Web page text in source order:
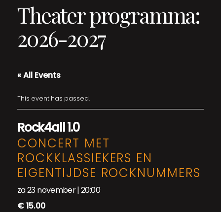
Theater programma:
2026-2027
« All Events
This event has passed.
Rock4all 1.0
CONCERT MET
ROCKKLASSIEKERS EN
EIGENTIJDSE ROCKNUMMERS
za 23 november | 20:00
€ 15.00